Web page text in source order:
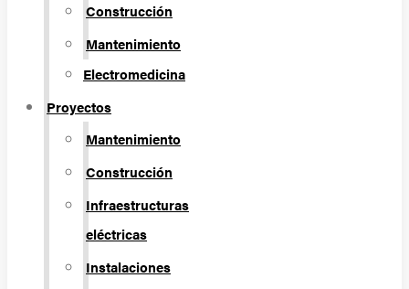
Construcción
Mantenimiento
Electromedicina
Proyectos
Mantenimiento
Construcción
Infraestructuras
eléctricas
Instalaciones